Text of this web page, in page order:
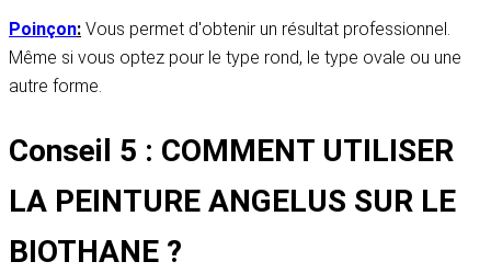
Poinçon: Vous permet d'obtenir un résultat professionnel.
Même si vous optez pour le type rond, le type ovale ou une
autre forme.
Conseil 5 : COMMENT UTILISER
LA PEINTURE ANGELUS SUR LE
BIOTHANE ?